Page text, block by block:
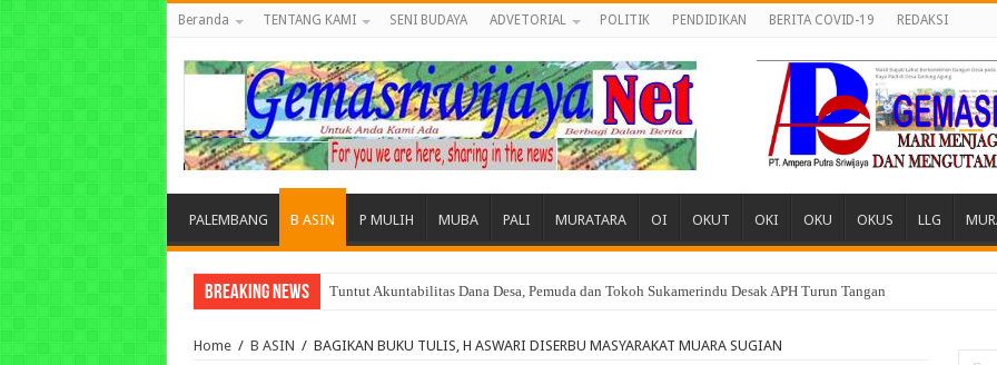
Beranda TENTANG KAMI SENI BUDAYA ADVETORIAL POLITIK PENDIDIKAN BERITA COVID-19 REDAKSI
PALEMBANG B ASIN P MULIH MUBA PALI MURATARA OI OKUT OKI OKU OKUS LLG
Breaking News Tuntut Akuntabilitas Dana Desa, Pemuda dan Tokoh Sukamerindu Desak APH Turun Tangan
Home / B ASIN / BAGIKAN BUKU TULIS, H ASWARI DISERBU MASYARAKAT MUARA SUGIAN